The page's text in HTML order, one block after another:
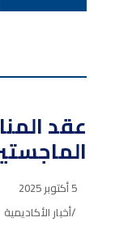
عقد
5 أكتوبر 2025
أخبار الأكاديمية